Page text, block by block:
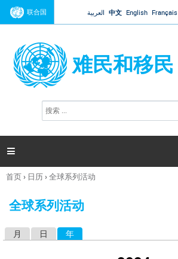
Jump to navigation
联合国 العربية 中文 English Français
难民和移民
搜
索

你
这
首页› 日历›全球系列活动
全球系列活动
月 日 年